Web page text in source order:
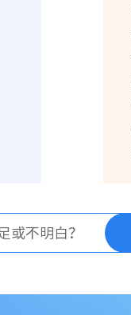
或不明白？